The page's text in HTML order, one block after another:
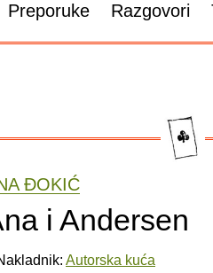
Preporuke Razgovori
ÐOKIĆ
i Andersen
Autorska kuća